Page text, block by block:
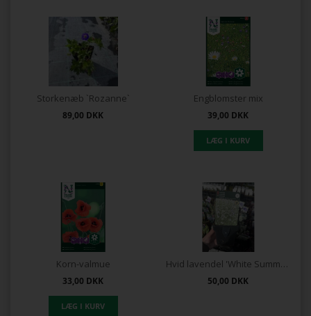
Storkenæb `Rozanne`
89,00 DKK
Engblomster mix
39,00 DKK
Korn-valmue
33,00 DKK
Hvid lavendel 'White Summer'
50,00 DKK